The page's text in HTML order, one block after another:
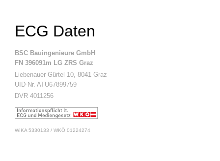
ECG Daten
BSC Bauingenieure GmbH
FN 396091m LG ZRS Graz
Liebenauer Gürtel 10, 8041 Graz
UID-Nr. ATU67899759
DVR 4011256
WIKA 5330133 / WKÖ 01224274